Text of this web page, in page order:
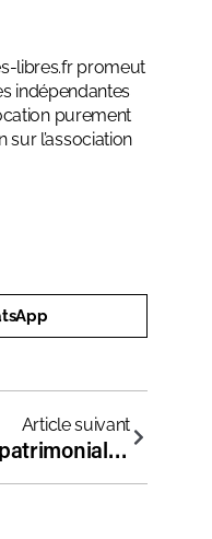
libres.frpromeut
indépendantes
purement
l’association
Article suivant
Mon inscription aux Rencontres patrimoniales de la Fondation pour l’école